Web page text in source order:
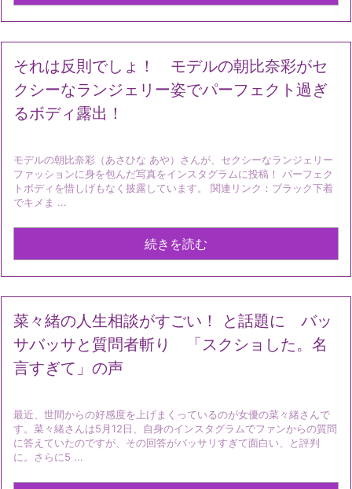
それは反則でしょ！ モデルの朝比奈彩がセ
クシーなランジェリー姿でパーフェクト過ぎ
るボディ露出！
モデルの朝比奈彩（あさひな あや）さんが、セクシーなランジェリー
ファッションに身を包んだ写真をインスタグラムに投稿！ パーフェク
トボディを惜しげもなく披露しています。 関連リンク：ブラック下着
でキメま ...
続きを読む
菜々緒の人生相談がすごい！ と話題に バッ
サバッサと質問者斬り 「スクショした。名
言すぎて」の声
最近、世間からの好感度を上げまくっているのが女優の菜々緒さんで
す。菜々緒さんは5月12日、自身のインスタグラムでファンからの質問
に答えていたのですが、その回答がバッサリすぎて面白い、と評判
に。さらに5 ...